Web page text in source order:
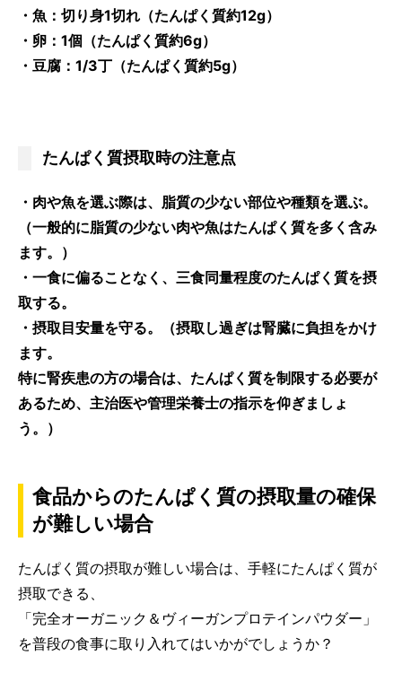
・魚：切り身1切れ（たんぱく質約12g）
・卵：1個（たんぱく質約6g）
・豆腐：1/3丁（たんぱく質約5g）
たんぱく質摂取時の注意点
・肉や魚を選ぶ際は、脂質の少ない部位や種類を選ぶ。
（一般的に脂質の少ない肉や魚はたんぱく質を多く含み
ます。）
・一食に偏ることなく、三食同量程度のたんぱく質を摂
取する。
・摂取目安量を守る。（摂取し過ぎは腎臓に負担をかけ
ます。
特に腎疾患の方の場合は、たんぱく質を制限する必要が
あるため、主治医や管理栄養士の指示を仰ぎましょ
う。）
食品からのたんぱく質の摂取量の確保
が難しい場合
たんぱく質の摂取が難しい場合は、手軽にたんぱく質が
摂取できる、
「完全オーガニック＆ヴィーガンプロテインパウダー」
を普段の食事に取り入れてはいかがでしょうか？